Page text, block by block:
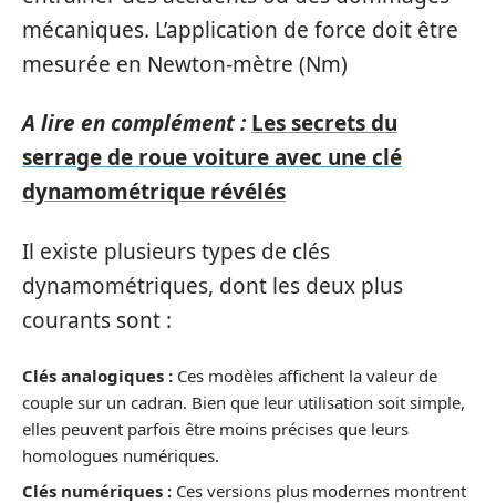
mécaniques. L’application de force doit être
mesurée en Newton-mètre (Nm)
A lire en complément : Les secrets du
serrage de roue voiture avec une clé
dynamométrique révélés
Il existe plusieurs types de clés
dynamométriques, dont les deux plus
courants sont :
Clés analogiques : Ces modèles affichent la valeur de
couple sur un cadran. Bien que leur utilisation soit simple,
elles peuvent parfois être moins précises que leurs
homologues numériques.
Clés numériques : Ces versions plus modernes montrent